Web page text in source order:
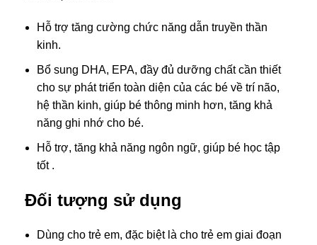
Hỗ trợ tăng cường chức năng dẫn truyền thần
kinh.
Bổ sung DHA, EPA, đầy đủ dưỡng chất cần thiết
cho sự phát triển toàn diện của các bé về trí não,
hệ thần kinh, giúp bé thông minh hơn, tăng khả
năng ghi nhớ cho bé.
Hỗ trợ, tăng khả năng ngôn ngữ, giúp bé học tập
tốt .
Đối tượng sử dụng
Dùng cho trẻ em, đặc biệt là cho trẻ em giai đoạn